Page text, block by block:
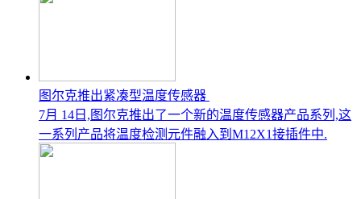
图尔克推出紧凑型温度传感器
7月 14日,图尔克推出了一个新的温度传感器产品系列,这
一系列产品将温度检测元件融入到M12X1接插件中.